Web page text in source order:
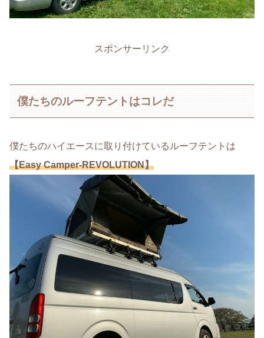
スポンサーリンク
僕たちのルーフテントはコレだ
僕たちのハイエースに取り付けているルーフテントは
【Easy Camper-REVOLUTION】